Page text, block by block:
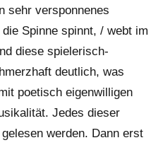
sehr versponnenes
Spinne spinnt, / webt im
diese spielerisch-
deutlich, was
poetisch eigenwilligen
Jedes dieser
werden. Dann erst